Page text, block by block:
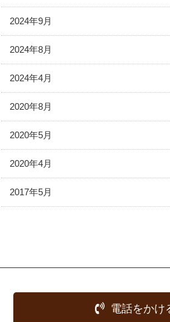
2024年9月
2024年8月
2024年4月
2020年8月
2020年5月
2020年4月
2017年5月
電話をかけ